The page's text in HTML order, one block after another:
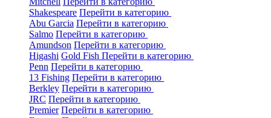
Shakespeare Перейти в категорию
Abu Garcia Перейти в категорию
Salmo Перейти в категорию
Amundson Перейти в категорию
Higashi Gold Fish Перейти в категорию
Penn Перейти в категорию
13 Fishing Перейти в категорию
Berkley Перейти в категорию
JRC Перейти в категорию
Premier Перейти в категорию